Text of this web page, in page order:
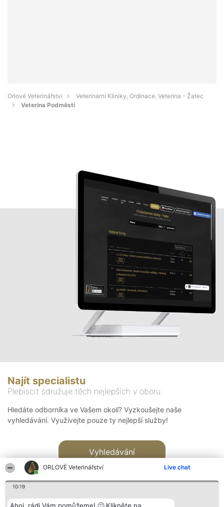
ORLOVÉ Veterinářství Live chat
10:19
Orlové Veterinářství
Veterinární Kliniky, Ordinace, Veterina - Žatec
Veterina Podměstí
Najít specialistu
Plebiscit sdružuje těch nejlepších v oboru
Hledáte odborníka ve Vašem okolí? Vyzkoušejte naše
vyhledávání. Využívejte pouze ty nejlepší služby!
Vyhledávání